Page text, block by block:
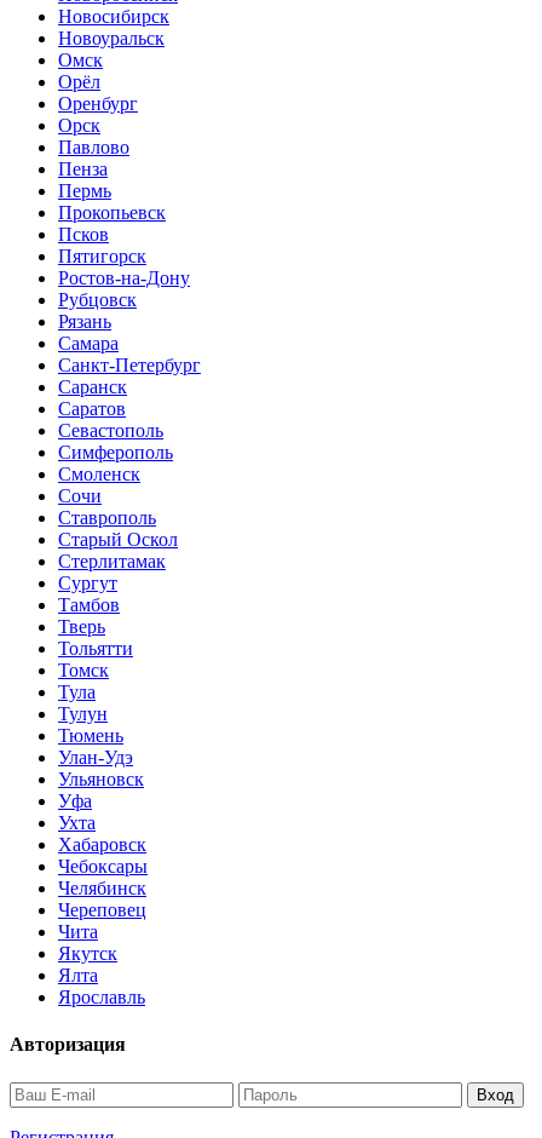
Новосибирск
Новоуральск
Омск
Орёл
Оренбург
Орск
Павлово
Пенза
Пермь
Прокопьевск
Псков
Пятигорск
Ростов-на-Дону
Рубцовск
Рязань
Самара
Санкт-Петербург
Саранск
Саратов
Севастополь
Симферополь
Смоленск
Сочи
Ставрополь
Старый Оскол
Стерлитамак
Сургут
Тамбов
Тверь
Тольятти
Томск
Тула
Тулун
Тюмень
Улан-Удэ
Ульяновск
Уфа
Ухта
Хабаровск
Чебоксары
Челябинск
Череповец
Чита
Якутск
Ялта
Ярославль
Авторизация